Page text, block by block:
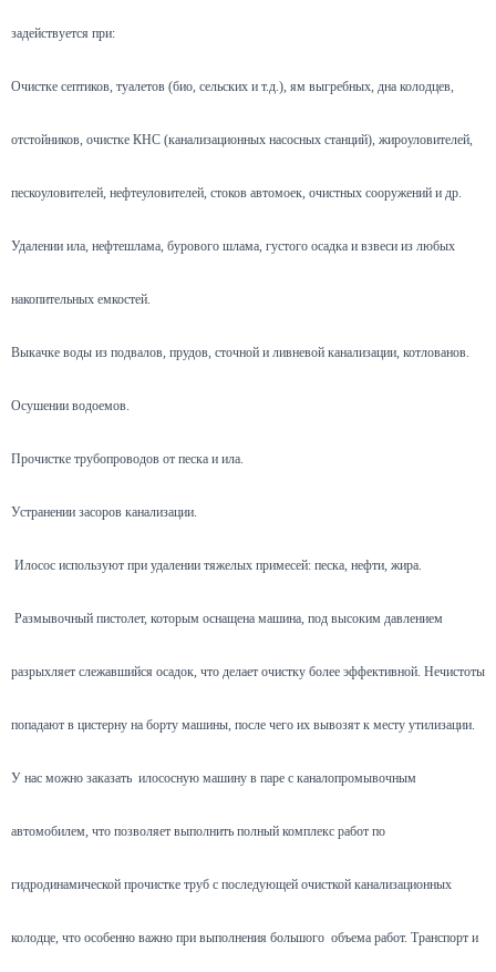
задействуется при:
Очистке септиков, туалетов (био, сельских и т.д.), ям выгребных, дна колодцев,
отстойников, очистке КНС (канализационных насосных станций), жироуловителей,
пескоуловителей, нефтеуловителей, стоков автомоек, очистных сооружений и др.
Удалении ила, нефтешлама, бурового шлама, густого осадка и взвеси из любых
накопительных емкостей.
Выкачке воды из подвалов, прудов, сточной и ливневой канализации, котлованов.
Осушении водоемов.
Прочистке трубопроводов от песка и ила.
Устранении засоров канализации.
Илосос используют при удалении тяжелых примесей: песка, нефти, жира.
Размывочный пистолет, которым оснащена машина, под высоким давлением
разрыхляет слежавшийся осадок, что делает очистку более эффективной. Нечистоты
попадают в цистерну на борту машины, после чего их вывозят к месту утилизации.
У нас можно заказать илососную машину в паре с каналопромывочным
автомобилем, что позволяет выполнить полный комплекс работ по
гидродинамической прочистке труб с последующей очисткой канализационных
колодце, что особенно важно при выполнения большого объема работ. Транспорт и